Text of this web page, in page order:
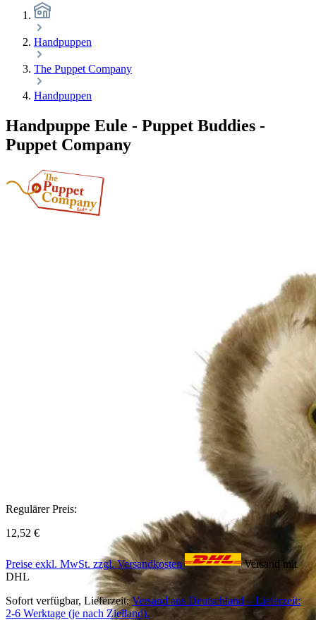
Handpuppen
The Puppet Company
Handpuppen
Handpuppe Eule - Puppet Buddies -
Puppet Company
Regulärer Preis:
12,52 €
Preise exkl. MwSt. zzgl. Versandkosten
Versand mit
DHL
Sofort verfügbar, Lieferzeit:Versand aus Deutschland – Lieferzeit:
2-6 Werktage (je nach Zielland).